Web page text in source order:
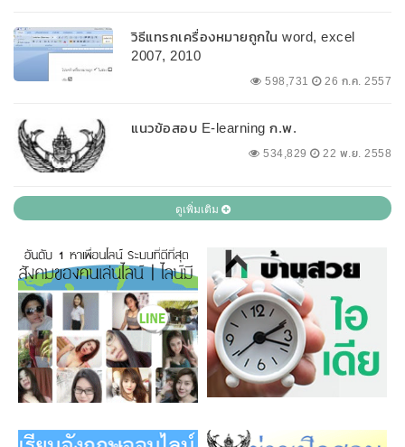
วิธีแทรกเครื่องหมายถูกใน word, excel
2007, 2010
598,731 26 ก.ค. 2557
แนวข้อสอบ E-learning ก.พ.
534,829 22 พ.ย. 2558
ดูเพิ่มเติม